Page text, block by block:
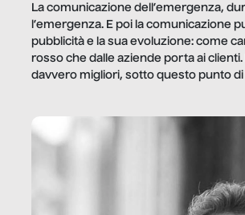
La comunicazione dell’emergenza,
l’emergenza. E poi la comunicazione
pubblicità e la sua evoluzione: come
rosso che dalle aziende porta ai
davvero migliori, sotto questo punto di